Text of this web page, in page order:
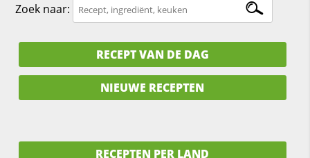
Zoek naar:
RECEPT VAN DE DAG
NIEUWE RECEPTEN
RECEPTEN PER LAND